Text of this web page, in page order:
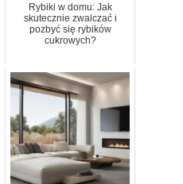
Rybiki w domu: Jak
skutecznie zwalczać i
pozbyć się rybików
cukrowych?